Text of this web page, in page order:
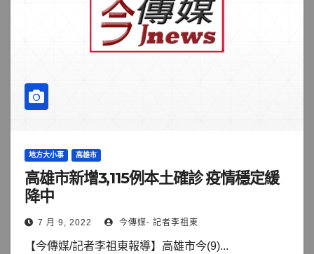
地方大小事 高雄市
高雄市新增3,115例本土確診 疫情穩定緩
降中
7 月 9, 2022 今傳媒- 記者李祖東
【今傳媒/記者李祖東報導】高雄市今(9)...